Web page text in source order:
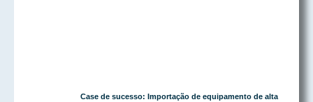
Case de sucesso: Importação de equipamento de alta